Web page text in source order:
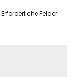
Erforderliche Felder